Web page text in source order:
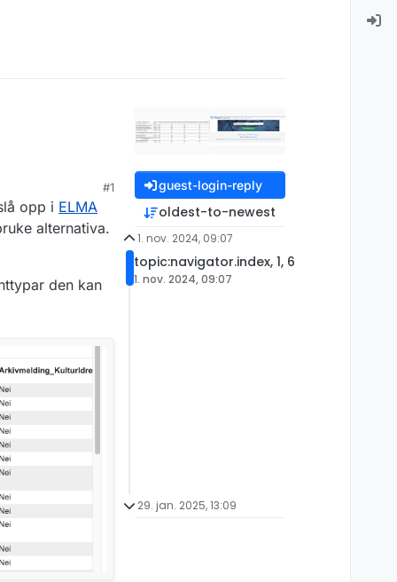
#1
opp i ELMA
alternativa.
den kan
guest-login-reply
oldest-to-newest
1. nov. 2024, 09:07
topic:navigator.index, 1, 6
1. nov. 2024, 09:07
29. jan. 2025, 13:09